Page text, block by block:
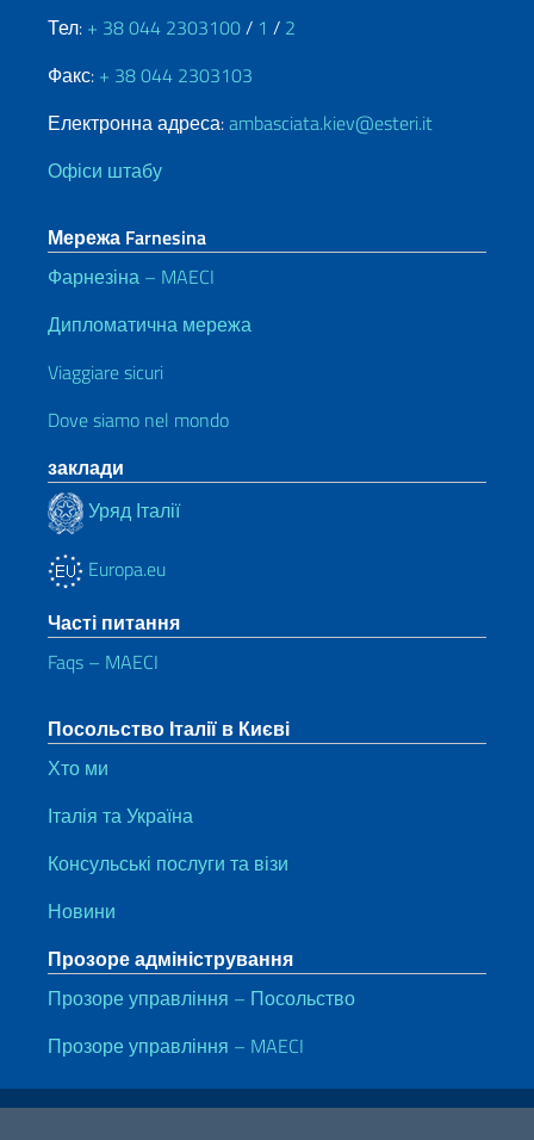
Тел: + 38 044 2303100/ 1 / 2
Факс: + 38 044 2303103
Електронна адреса:ambasciata.kiev@esteri.it
Офіси штабу
Мережа Farnesina
Фарнезіна – MAECI
Дипломатична мережа
Viaggiare sicuri
Dove siamo nel mondo
заклади
Уряд Італії
Europa.eu
Часті питання
Faqs – MAECI
Посольство Італії в Києві
Хто ми
Італія та Україна
Консульські послуги та візи
Новини
Прозоре адміністрування
Прозоре управління – Посольство
Прозоре управління – MAECI
Корисні посилання